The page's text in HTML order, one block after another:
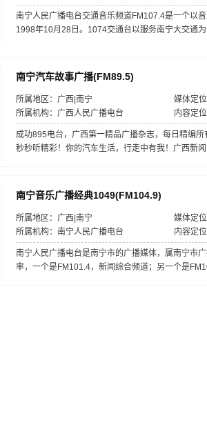
南宁人民广播电台交通音乐频道FM107.4是一个以
1998年10月28日。1074交通台以服务南宁大交通
南宁汽车故事广播(FM89.5)
所属地区：广西|南宁
媒体定
所属机构：广西人民广播电台
内容定
成功895电台，广西第一精品广播杂志，每日精编
秒秒听精彩！你的汽车生活，行走中有我！广西新
南宁音乐广播经典1049(FM104.9)
所属地区：广西|南宁
媒体定
所属机构：南宁人民广播电台
内容定
南宁人民广播电台是南宁市的广播媒体，属南宁市
率，一个是FM101.4，新闻综合频道；另一个是